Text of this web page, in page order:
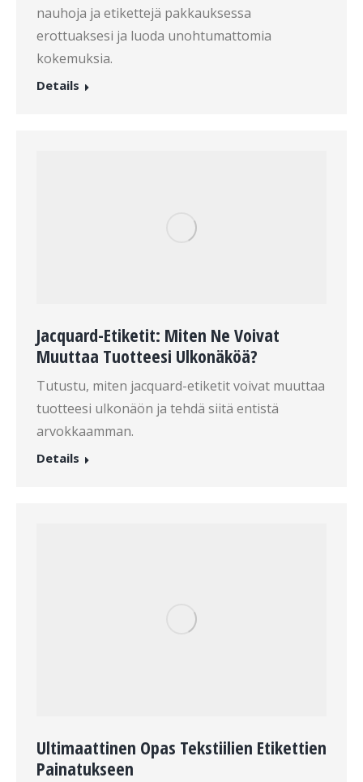
nauhoja ja etikettejä pakkauksessa
erottuaksesi ja luoda unohtumattomia
kokemuksia.
Details
Jacquard-Etiketit: Miten Ne Voivat
Muuttaa Tuotteesi Ulkonäköä?
Tutustu, miten jacquard-etiketit voivat muuttaa
tuotteesi ulkonäön ja tehdä siitä entistä
arvokkaamman.
Details
Ultimaattinen Opas Tekstiilien Etikettien
Painatukseen